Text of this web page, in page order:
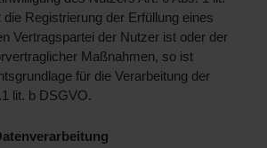
Registrierung der Erfüllung eines
Vertragspartei der Nutzer ist oder der
Maßnahmen, so ist
für die Verarbeitung der
lit. b DSGVO.